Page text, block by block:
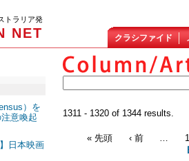
トラリア発
NET クラシファイド
）を
意喚起
日本映画
1311 - 1320 of 1344 results.
« 先頭 ‹ 前